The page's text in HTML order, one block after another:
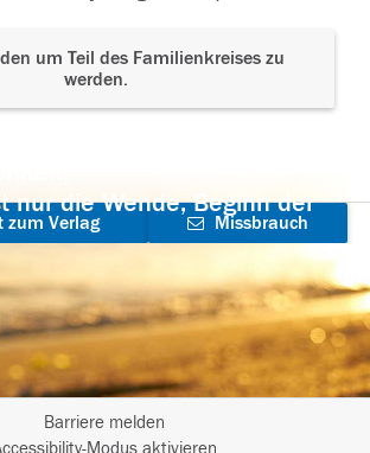
um Teil des Familienkreises zu
werden.
nur die Wende, Beginn der
zum Verlag
Missbrauch
Barriere melden
Modus aktivieren